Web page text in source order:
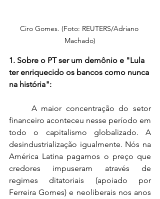
Ciro Gomes. (Foto: REUTERS/Adriano
Machado)
1. Sobre o PT ser um demônio e "Lula
ter enriquecido os bancos como nunca
na história":
financeiro aconteceu nesse período em
todo o capitalismo globalizado. A
desindustrialização igualmente. Nós na
América Latina pagamos o preço que
credores impuseram através de
regimes ditatoriais (apoiado por
Ferreira Gomes) e neoliberais nos anos